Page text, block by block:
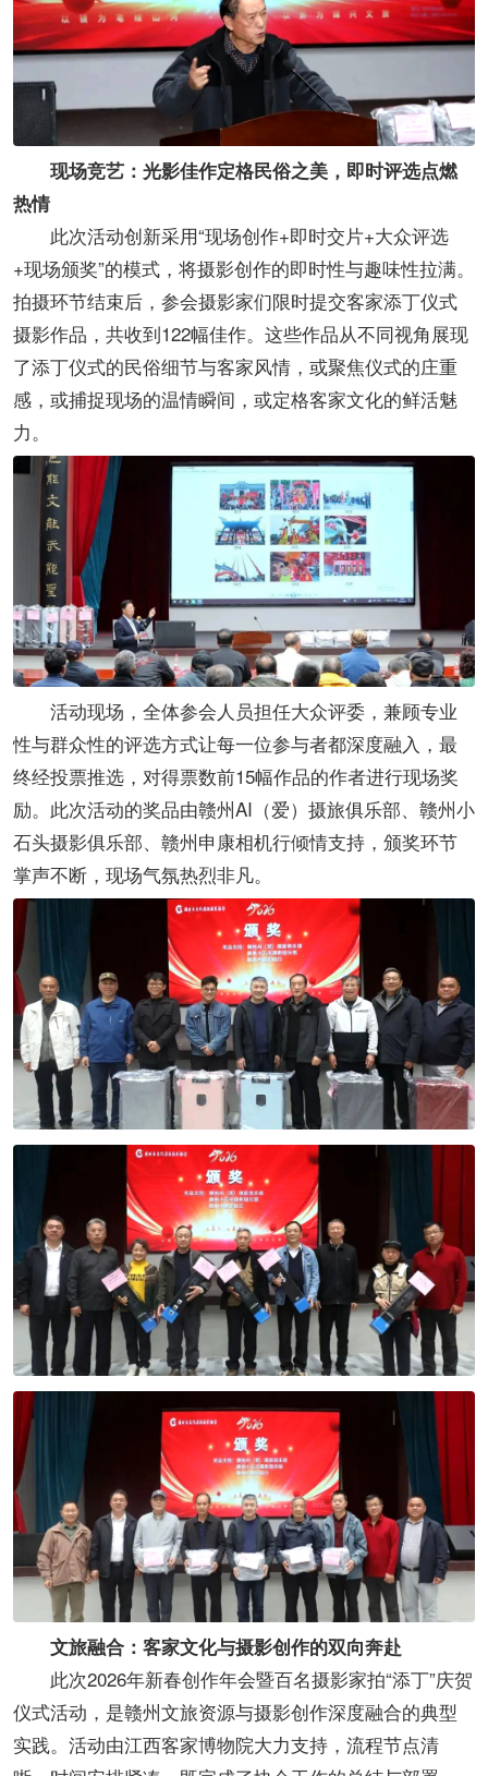
现场竞艺：光影佳作定格民俗之美，即时评选点燃
热情
此次活动创新采用“现场创作+即时交片+大众评选
+现场颁奖”的模式，将摄影创作的即时性与趣味性拉满。
拍摄环节结束后，参会摄影家们限时提交客家添丁仪式
摄影作品，共收到122幅佳作。这些作品从不同视角展现
了添丁仪式的民俗细节与客家风情，或聚焦仪式的庄重
感，或捕捉现场的温情瞬间，或定格客家文化的鲜活魅
力。
活动现场，全体参会人员担任大众评委，兼顾专业
性与群众性的评选方式让每一位参与者都深度融入，最
终经投票推选，对得票数前15幅作品的作者进行现场奖
励。此次活动的奖品由赣州AI（爱）摄旅俱乐部、赣州小
石头摄影俱乐部、赣州申康相机行倾情支持，颁奖环节
掌声不断，现场气氛热烈非凡。
文旅融合：客家文化与摄影创作的双向奔赴
此次2026年新春创作年会暨百名摄影家拍“添丁”庆贺
仪式活动，是赣州文旅资源与摄影创作深度融合的典型
实践。活动由江西客家博物院大力支持，流程节点清